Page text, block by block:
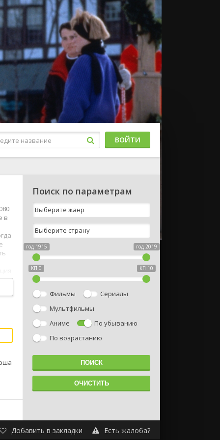
ВОЙТИ
в
Поиск по параметрам
год 1915 год 2019
КП 0 КП 10
Фильмы
Сериалы
Мультфильмы
Аниме
По убыванию
По возрастанию
Добавить в закладки Есть жалоба?